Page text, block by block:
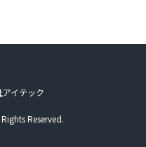
イテック
Reserved.